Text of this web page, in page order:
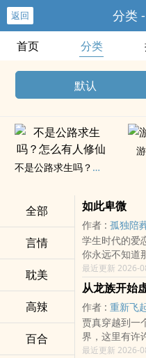
返回 分类
首页 分类
默认
不是公路求生吗？怎么有人修仙
全部
言情
耽美
‌高‌­‎辣​­
百合
如此卑微
作者 : 孤独陪
学生时代的爱
你永远不知道
沈彤：也有几
生，定不负你
学生时代的喜
彤，一直喜欢
最近更新 2026-
从龙族开始
作者 : 重新飞
贾真穿越到一
界，这里有许
任何超能力的
最近更新 2026-